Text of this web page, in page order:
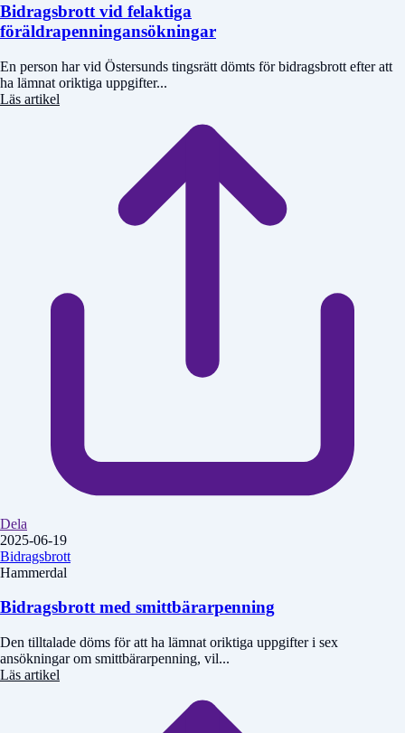
Bidragsbrott vid felaktiga
föräldrapenningansökningar
En person har vid Östersunds tingsrätt dömts för bidragsbrott efter att
ha lämnat oriktiga uppgifter...
Läs artikel
Dela
2025-06-19
Bidragsbrott
Hammerdal
Bidragsbrott med smittbärarpenning
Den tilltalade döms för att ha lämnat oriktiga uppgifter i sex
ansökningar om smittbärarpenning, vil...
Läs artikel